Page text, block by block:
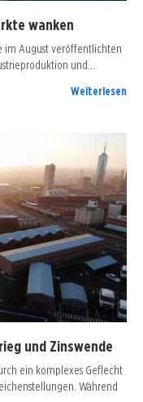
wanken
im August veröffentlichten
und…
Weiterlesen
und Zinswende
ein komplexes Geflecht
Während